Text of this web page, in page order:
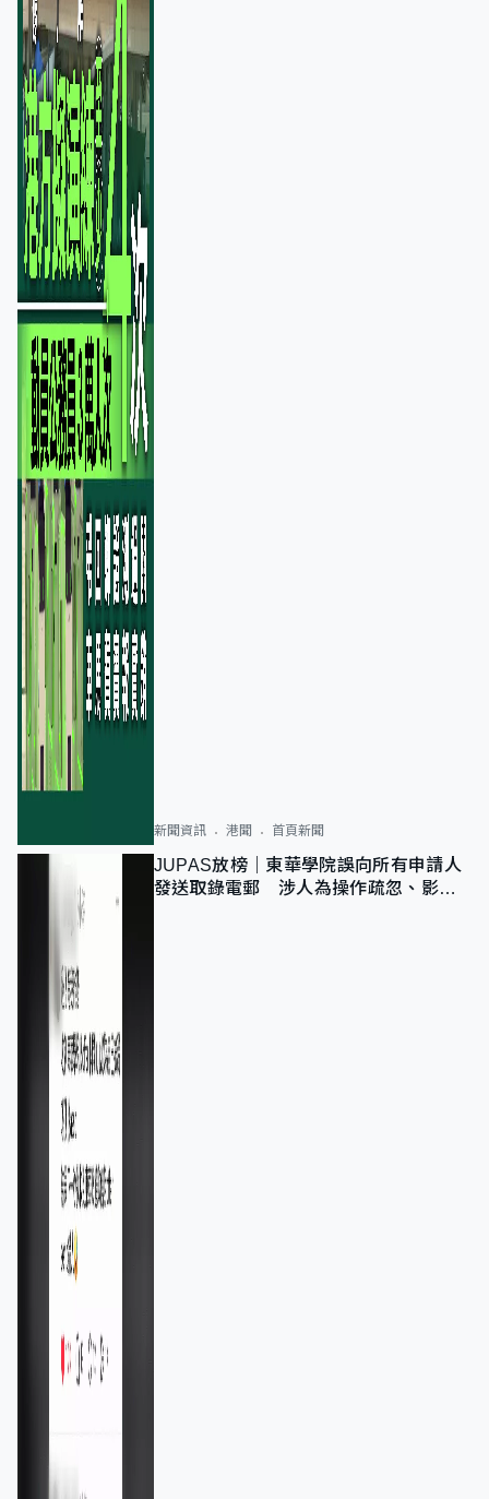
新聞資訊 港聞 首頁新聞
JUPAS放榜｜東華學院誤向所有申請人
發送取錄電郵 涉人為操作疏忽、影響